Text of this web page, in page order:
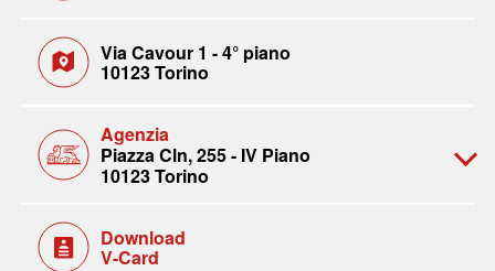
Via Cavour 1 - 4° piano
10123 Torino
Agenzia
Piazza Cln, 255 - IV Piano
10123 Torino
Download
V-Card